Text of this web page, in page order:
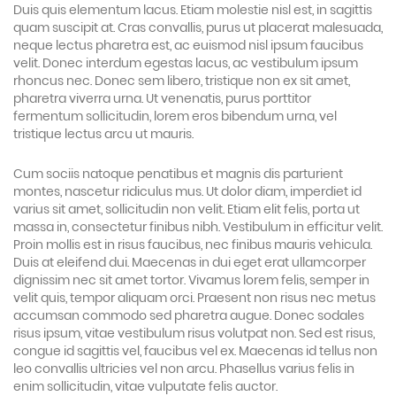
Duis quis elementum lacus. Etiam molestie nisl est, in sagittis
quam suscipit at. Cras convallis, purus ut placerat malesuada,
neque lectus pharetra est, ac euismod nisl ipsum faucibus
velit. Donec interdum egestas lacus, ac vestibulum ipsum
rhoncus nec. Donec sem libero, tristique non ex sit amet,
pharetra viverra urna. Ut venenatis, purus porttitor
fermentum sollicitudin, lorem eros bibendum urna, vel
tristique lectus arcu ut mauris.
Cum sociis natoque penatibus et magnis dis parturient
montes, nascetur ridiculus mus. Ut dolor diam, imperdiet id
varius sit amet, sollicitudin non velit. Etiam elit felis, porta ut
massa in, consectetur finibus nibh. Vestibulum in efficitur velit.
Proin mollis est in risus faucibus, nec finibus mauris vehicula.
Duis at eleifend dui. Maecenas in dui eget erat ullamcorper
dignissim nec sit amet tortor. Vivamus lorem felis, semper in
velit quis, tempor aliquam orci. Praesent non risus nec metus
accumsan commodo sed pharetra augue. Donec sodales
risus ipsum, vitae vestibulum risus volutpat non. Sed est risus,
congue id sagittis vel, faucibus vel ex. Maecenas id tellus non
leo convallis ultricies vel non arcu. Phasellus varius felis in
enim sollicitudin, vitae vulputate felis auctor.